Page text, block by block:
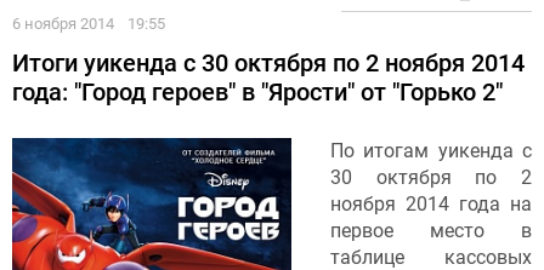
6 ноября 2014 19:55
Итоги уикенда c 30 октября по 2 ноября 2014
года: "Город героев" в "Ярости" от "Горько 2"
По итогам уикенда с
30 октября по 2
ноября 2014 года на
первое место в
таблице кассовых